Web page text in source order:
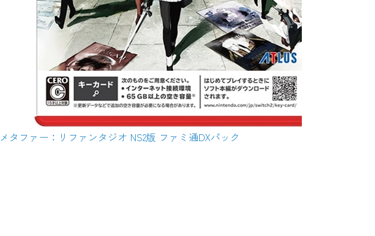
メタファー：リファンタジオ NS2版 ファミ通DXパック